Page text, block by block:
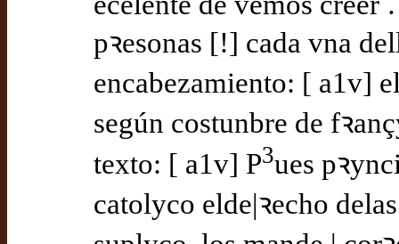
pꝛesonas [!] cada vna
encabezamiento: [ a1v]
según costunbre de
texto: [ a1v] P3ues
catolyco elde|ꝛecho